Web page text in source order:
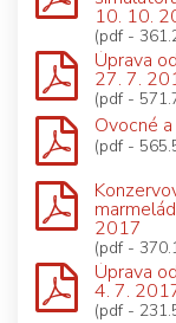
10. 10.
(pdf -
Úprava
27. 7.
(pdf -
Ovocné
(pdf -
2017
(pdf -
Úprava
4. 7.
(pdf -